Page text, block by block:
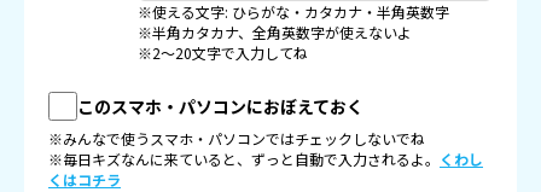
※使える文字: ひらがな・カタカナ・半角英数字
※半角カタカナ、全角英数字が使えないよ
※2〜20文字で入力してね
このスマホ・パソコンにおぼえておく
※みんなで使うスマホ・パソコンではチェックしないでね
※毎日キズなんに来ていると、ずっと自動で入力されるよ。 くわし
くはコチラ